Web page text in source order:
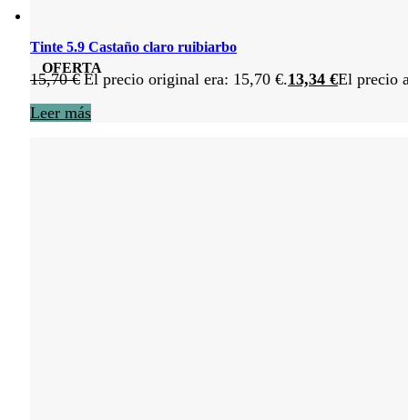
OFERTA
Tinte 5.9 Castaño claro ruibiarbo
15,70€ El precio original era: 15,70 €.13,34 €El precio
Leer más